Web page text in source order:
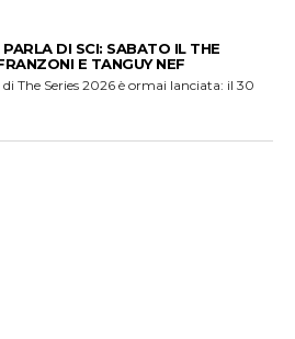
DI SCI: SABATO IL THE
E TANGUY NEF
The Series 2026 è ormai lanciata: il 30